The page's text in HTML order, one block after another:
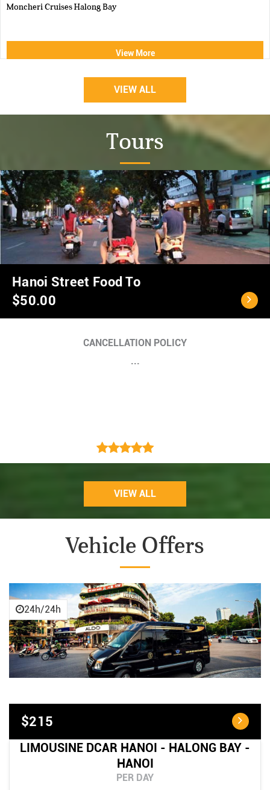
Aphrodite Cruise-best 5 star c...
View More
VIEW ALL
Tours
Hanoi City Tour 1 da
$39.00
CANCELLATION POLICY:
VIEW ALL
Vehicle Offers
24h/24h
$215
LIMOUSINE DCAR HANOI - HALONG BAY -
HANOI
PER DAY